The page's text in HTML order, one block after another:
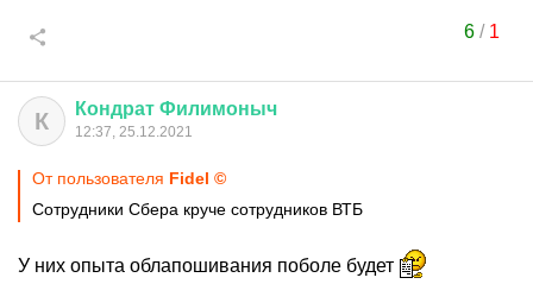
6/ 1
К Кондрат Филимоныч
12:37, 25.12.2021
От пользователя Fidel ©
Сотрудники Сбера круче сотрудников ВТБ
У них опыта облапошивания поболе будет